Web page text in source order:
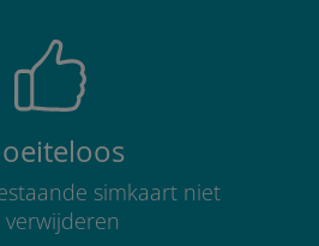
simkaart niet
verwijderen